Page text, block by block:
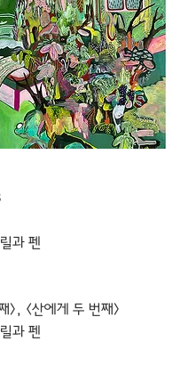
과 펜
>, <산에게 두 번째>
과 펜